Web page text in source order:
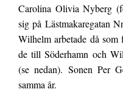
Carolina Olivia Nyberg
sig på Lästmakaregatan
Wilhelm arbetade då
de till Söderhamn och
(se nedan). Sonen Per
samma år.